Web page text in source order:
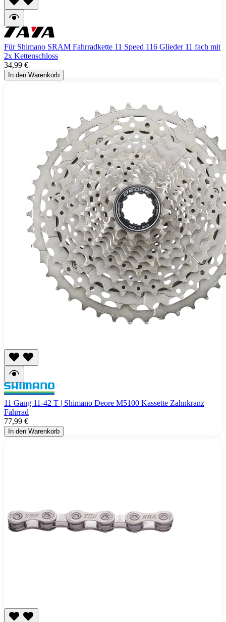
Für Shimano SRAM Fahrradkette 11 Speed 116 Glieder 11 fach mit
2x Kettenschloss
34,99 €
In den Warenkorb
11 Gang 11-42 T | Shimano Deore M5100 Kassette Zahnkranz
Fahrrad
77,99 €
In den Warenkorb